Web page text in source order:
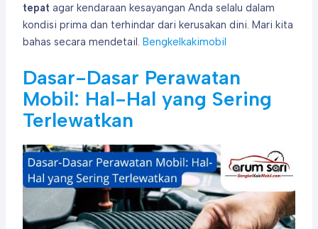
tepat agar kendaraan kesayangan Anda selalu dalam
kondisi prima dan terhindar dari kerusakan dini. Mari kita
bahas secara mendetail. Bengkelkakimobil
Dasar-Dasar Perawatan
Mobil: Hal-Hal yang Sering
Terlewatkan